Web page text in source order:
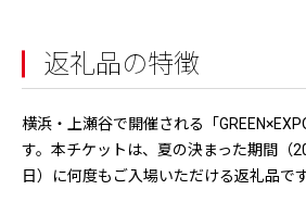
返礼品の特徴
横浜・上瀬谷で開催される「
す。本チケットは、夏の決まった期間（
日）に何度もご入場いただける返礼品です